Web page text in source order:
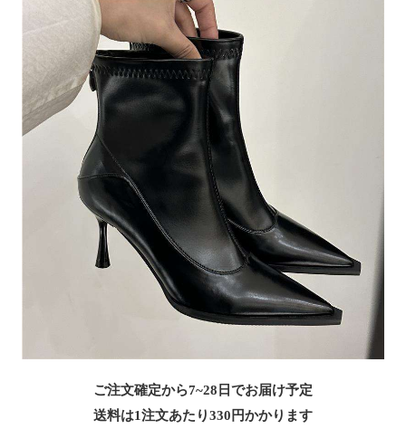
ご注文確定から7~28日でお届け予定
送料は1注文あたり330 円かかります